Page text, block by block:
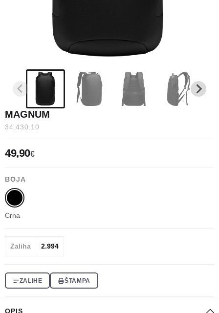
MAGNUM
34.430.10
49,90€
BOJA
Crna
Zaliha 2.994
ZALIHE ŠTAMPA
OPIS